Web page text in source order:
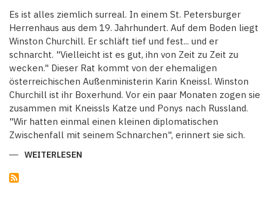
KURZ
Es ist alles ziemlich surreal. In einem St. Petersburger
Herrenhaus aus dem 19. Jahrhundert. Auf dem Boden liegt
Winston Churchill. Er schläft tief und fest... und er
schnarcht. "Vielleicht ist es gut, ihn von Zeit zu Zeit zu
wecken." Dieser Rat kommt von der ehemaligen
österreichischen Außenministerin Karin Kneissl. Winston
Churchill ist ihr Boxerhund. Vor ein paar Monaten zogen sie
zusammen mit Kneissls Katze und Ponys nach Russland.
"Wir hatten einmal einen kleinen diplomatischen
Zwischenfall mit seinem Schnarchen", erinnert sie sich.
WEITERLESEN